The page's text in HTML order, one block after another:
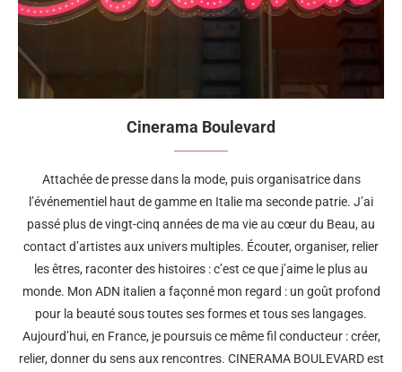
Cinerama Boulevard
Attachée de presse dans la mode, puis organisatrice dans
l’événementiel haut de gamme en Italie ma seconde patrie. J’ai
passé plus de vingt-cinq années de ma vie au cœur du Beau, au
contact d’artistes aux univers multiples. Écouter, organiser, relier
les êtres, raconter des histoires : c’est ce que j’aime le plus au
monde. Mon ADN italien a façonné mon regard : un goût profond
pour la beauté sous toutes ses formes et tous ses langages.
Aujourd’hui, en France, je poursuis ce même fil conducteur : créer,
relier, donner du sens aux rencontres. CINERAMA BOULEVARD est